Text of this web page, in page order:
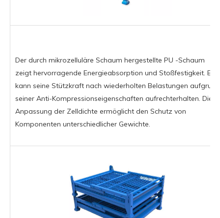
Der durch mikrozelluläre Schaum hergestellte PU -Schaum
zeigt hervorragende Energieabsorption und Stoßfestigkeit. Es
kann seine Stützkraft nach wiederholten Belastungen aufgrund
seiner Anti-Kompressionseigenschaften aufrechterhalten. Die
Anpassung der Zelldichte ermöglicht den Schutz von
Komponenten unterschiedlicher Gewichte.